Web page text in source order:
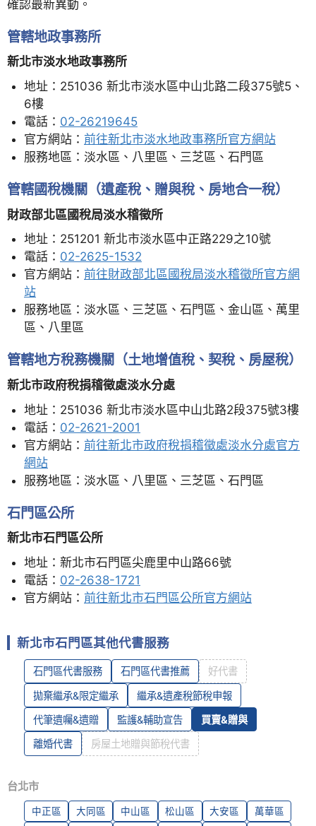
確認最新異動。
管轄地政事務所
新北市淡水地政事務所
地址：251036 新北市淡水區中山北路二段375號5、
6樓
電話： 02-26219645
官方網站： 前往新北市淡水地政事務所官方網站
服務地區：淡水區、八里區、三芝區、石門區
管轄國稅機關（遺產稅、贈與稅、房地合一稅）
財政部北區國稅局淡水稽徵所
地址：251201 新北市淡水區中正路229之10號
電話： 02-2625-1532
官方網站： 前往財政部北區國稅局淡水稽徵所官方網
站
服務地區：淡水區、三芝區、石門區、金山區、萬里
區、八里區
管轄地方稅務機關（土地增值稅、契稅、房屋稅）
新北市政府稅捐稽徵處淡水分處
地址：251036 新北市淡水區中山北路2段375號3樓
電話： 02-2621-2001
官方網站： 前往新北市政府稅捐稽徵處淡水分處官方
網站
服務地區：淡水區、八里區、三芝區、石門區
石門區公所
新北市石門區公所
地址：新北市石門區尖鹿里中山路66號
電話： 02-2638-1721
官方網站： 前往新北市石門區公所官方網站
新北市石門區其他代書服務
石門區代書服務 石門區代書推薦 好代書
拋棄繼承&限定繼承 繼承&遺產稅節稅申報
代筆遺囑&遺贈 監護&輔助宣告 買賣&贈與
離婚代書 房屋土地贈與節稅代書
台北市
中正區 大同區 中山區 松山區 大安區
萬華區